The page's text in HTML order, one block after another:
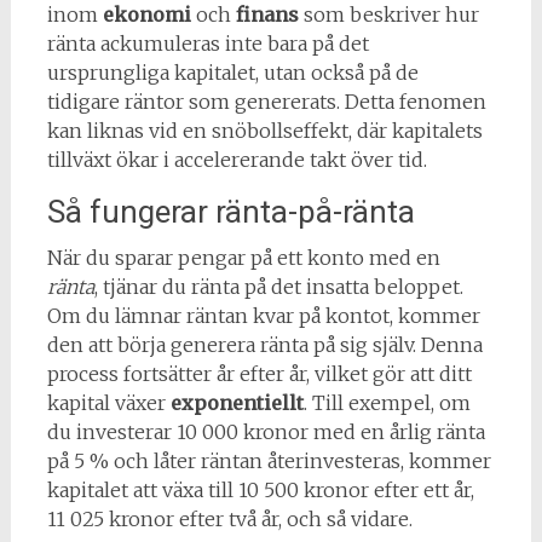
inom ekonomioch finanssom beskriver hur
ränta ackumuleras inte bara på det
ursprungliga kapitalet, utan också på de
tidigare räntor som genererats. Detta fenomen
kan liknas vid en snöbollseffekt, där kapitalets
tillväxt ökar i accelererande takt över tid.
Så fungerar ränta-på-ränta
När du sparar pengar på ett konto med en
ränta, tjänar du ränta på det insatta beloppet.
Om du lämnar räntan kvar på kontot, kommer
den att börja generera ränta på sig själv. Denna
process fortsätter år efter år, vilket gör att ditt
kapital växer exponentiellt. Till exempel, om
du investerar 10 000 kronor med en årlig ränta
på 5 % och låter räntan återinvesteras, kommer
kapitalet att växa till 10 500 kronor efter ett år,
11 025 kronor efter två år, och så vidare.